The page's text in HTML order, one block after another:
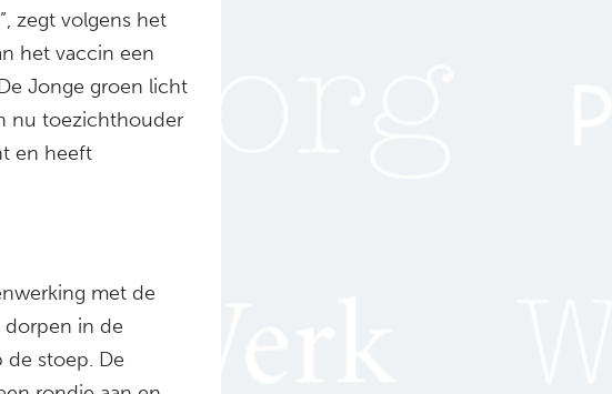
zegt volgens het
het vaccin een
Jonge groen licht
nu toezichthouder
en heeft
met de
dorpen in de
stoep. De